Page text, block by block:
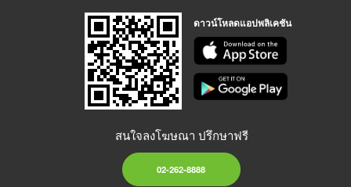
ดาวน์โหลดแอปพลิเคชัน
สนใจลงโฆษณา ปรึกษาฟรี
02-262-8888